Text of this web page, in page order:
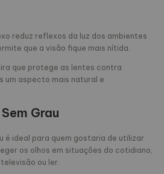
reduz reflexos da luz dos ambientes
que a visão fique mais nítida.
que protege as lentes contra
um aspecto mais natural e
Grau
é ideal para quem gostaria de utilizar
os olhos em situações do cotidiano,
ou ler.